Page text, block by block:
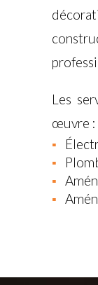
Les
œuvre :